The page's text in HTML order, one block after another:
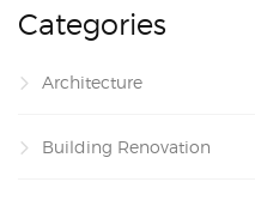
Categories
Architecture
Building Renovation